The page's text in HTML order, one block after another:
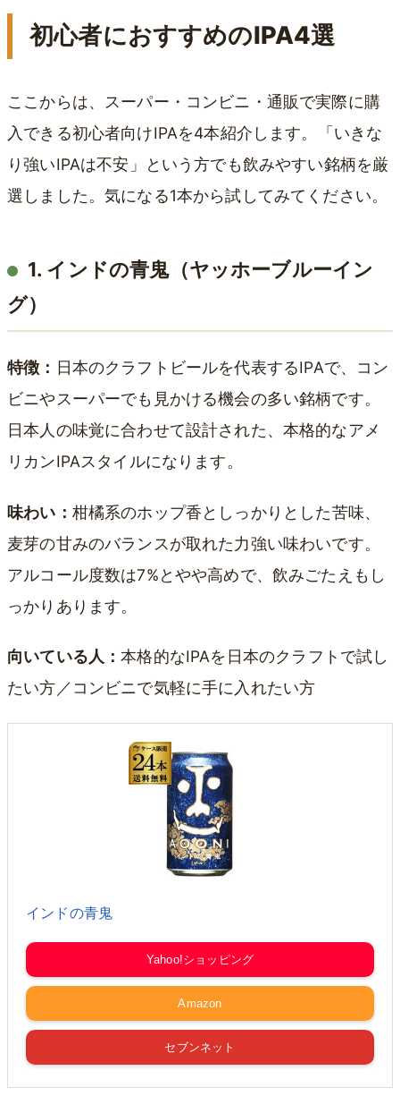
初心者におすすめのIPA4選
ここからは、スーパー・コンビニ・通販で実際に購
入できる初心者向けIPAを4本紹介します。「いきな
り強いIPAは不安」という方でも飲みやすい銘柄を厳
選しました。気になる1本から試してみてください。
1. インドの青鬼（ヤッホーブルーイン
グ）
特徴： 日本のクラフトビールを代表するIPAで、コン
ビニやスーパーでも見かける機会の多い銘柄です。
日本人の味覚に合わせて設計された、本格的なアメ
リカンIPAスタイルになります。
味わい： 柑橘系のホップ香としっかりとした苦味、
麦芽の甘みのバランスが取れた力強い味わいです。
アルコール度数は7%とやや高めで、飲みごたえもし
っかりあります。
向いている人：本格的なIPAを日本のクラフトで試し
たい方／コンビニで気軽に手に入れたい方
インドの青鬼
Yahoo!ショッピング
Amazon
セブンネット